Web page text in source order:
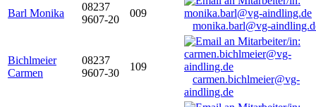
Barl Monika
08237
9607-20
009
monika.barl@vg-
Bichlmeier
Carmen
08237
9607-30
109
carmen.bichlmeier@vg-
aindling.de